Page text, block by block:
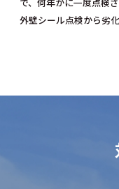
外壁シール点検から劣